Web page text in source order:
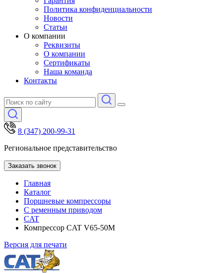
Политика конфиденциальности
Новости
Статьи
О компании
Реквизиты
О компании
Сертификаты
Наша команда
Контакты
8 (347) 200-99-31
Региональное представительство
Заказать звонок
Главная
Каталог
Поршневые компрессоры
С ременным приводом
CAT
Компрессор CAT V65-50M
Версия для печати